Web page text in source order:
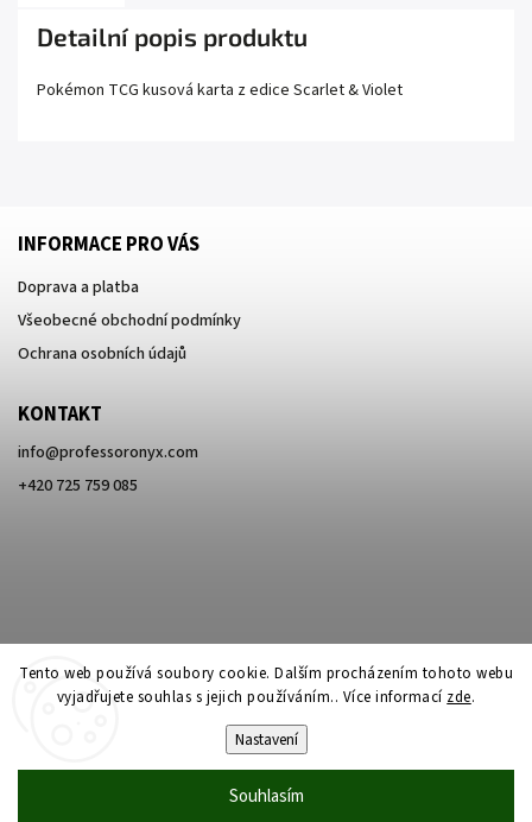
Tento web používá soubory cookie. Dalším procházením tohoto webu
vyjadřujete souhlas s jejich používáním.. Více informací zde.
Nastavení
Souhlasím
Detailní popis produktu
Pokémon TCG kusová karta z edice Scarlet& Violet
INFORMACE PRO VÁS
Doprava a platba
Všeobecné obchodní podmínky
Ochrana osobních údajů
KONTAKT
info@professoronyx.com
+420 725 759 085
Professor Onyx. Všechna práva vyhrazena.